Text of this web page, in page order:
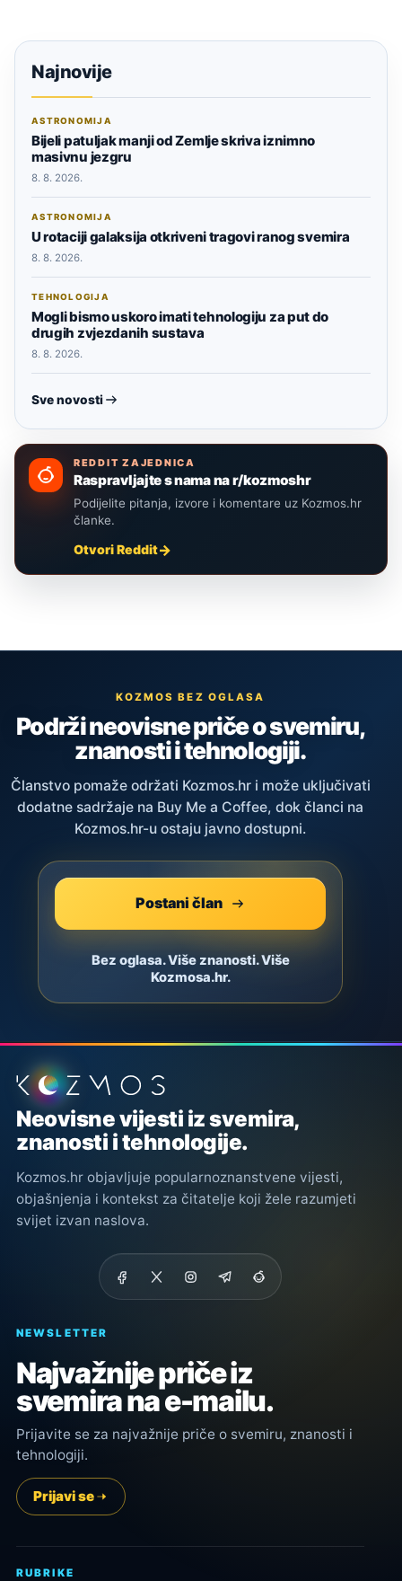
Najnovije
ASTRONOMIJA
Bijeli patuljak manji od Zemlje skriva iznimno
masivnu jezgru
8. 8. 2026.
ASTRONOMIJA
U rotaciji galaksija otkriveni tragovi ranog svemira
8. 8. 2026.
TEHNOLOGIJA
Mogli bismo uskoro imati tehnologiju za put do
drugih zvjezdanih sustava
8. 8. 2026.
Sve novosti
REDDIT ZAJEDNICA
Raspravljajte s nama na r/kozmoshr
Podijelite pitanja, izvore i komentare uz Kozmos.hr
članke.
Otvori Reddit
KOZMOS BEZ OGLASA
Podrži neovisne priče o svemiru,
znanosti i tehnologiji.
Članstvo pomaže održati Kozmos.hr i može uključivati
dodatne sadržaje na Buy Me a Coffee, dok članci na
Kozmos.hr-u ostaju javno dostupni.
Postani član
Bez oglasa. Više znanosti. Više
Kozmosa.hr.
Podnožje stranice
Neovisne vijesti iz svemira,
znanosti i tehnologije.
Kozmos.hr objavljuje popularnoznanstvene vijesti,
objašnjenja i kontekst za čitatelje koji žele razumjeti
svijet izvan naslova.
NEWSLETTER
Najvažnije priče iz
svemira na e-mailu.
Prijavite se za najvažnije priče o svemiru, znanosti i
tehnologiji.
Prijavi se
RUBRIKE